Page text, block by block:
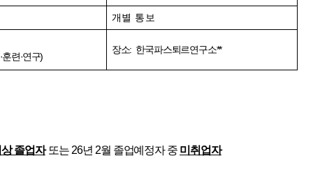
개별 통보
·훈련·연구)
장소: 한국파스퇴르연구소**
졸업자 또는 26년 2월 졸업예정자 중 미취업자